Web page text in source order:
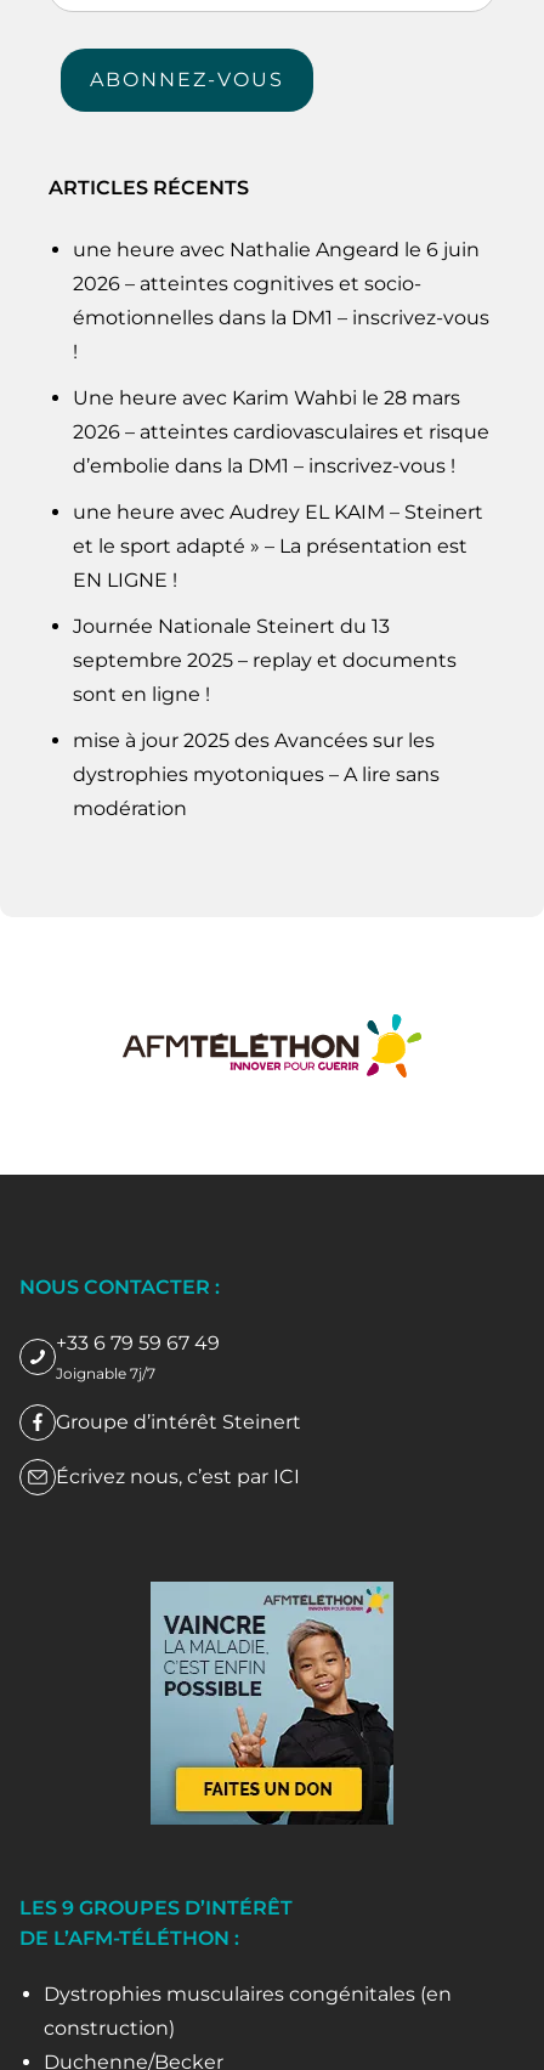
e-
mail
ABONNEZ-VOUS
ARTICLES RÉCENTS
une heure avec Nathalie Angeard le 6 juin
2026 – atteintes cognitives et socio-
émotionnelles dans la DM1 – inscrivez-vous
!
Une heure avec Karim Wahbi le 28 mars
2026 – atteintes cardiovasculaires et risque
d’embolie dans la DM1 – inscrivez-vous !
une heure avec Audrey EL KAIM – Steinert
et le sport adapté » – La présentation est
EN LIGNE !
Journée Nationale Steinert du 13
septembre 2025 – replay et documents
sont en ligne !
mise à jour 2025 des Avancées sur les
dystrophies myotoniques – A lire sans
modération
NOUS CONTACTER :
+33 6 79 59 67 49
Joignable 7j/7
Groupe d’intérêt Steinert
Écrivez nous, c’est par ICI
LES 9 GROUPES D’INTÉRÊT
DE L’AFM-TÉLÉTHON :
Dystrophies musculaires congénitales (en
construction)
Duchenne/Becker